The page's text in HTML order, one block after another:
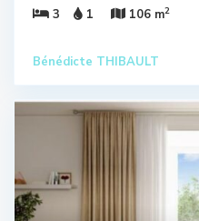
3
1 106 m2
Bénédicte THIBAULT